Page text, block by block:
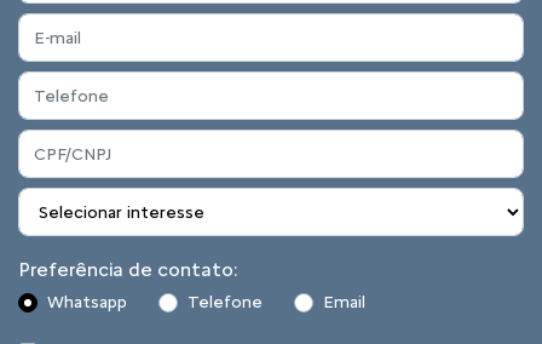
Preferência de contato:
Whatsapp Telefone Email